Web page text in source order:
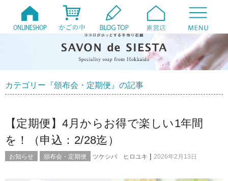
カテゴリー『頒布会・定期便』の記事
【定期便】4月からお得で楽しい1年間
を！（申込：2/28迄）
お知らせ 頒布会・定期便 ツケシバ ヒロユキ | 2026年2月13日